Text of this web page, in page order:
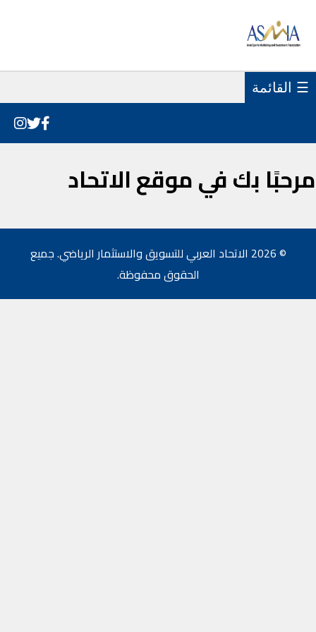
☰ القائمة
مرحبًا بك في موقع الاتحاد
© 2026 الاتحاد العربي للتسويق والاستثمار الرياضي. جميع
الحقوق محفوظة.